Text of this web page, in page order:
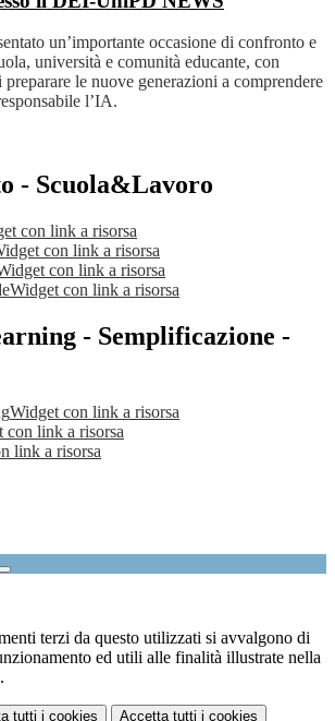
un’importante occasione di confronto e
università e comunità educante, con
le nuove generazioni a comprendere
l’IA.
- Scuola&Lavoro
con link a risorsa
con link a risorsa
con link a risorsa
Widget con link a risorsa
- Semplificazione -
Widget con link a risorsa
con link a risorsa
link a risorsa
terzi da questo utilizzati si avvalgono di
ed utili alle finalità illustrate nella
.
tutti i cookies Accetta tutti i cookies